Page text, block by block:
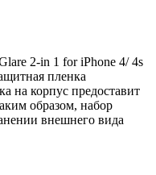
2-in 1 for iPhone 4/ 4s
пленка
на корпус предоставит
образом, набор
внешнего вида